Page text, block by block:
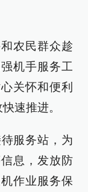
农民群众趁
机手服务工
关怀和便利
速推进。
服务站，为
息，发放防
作业服务保